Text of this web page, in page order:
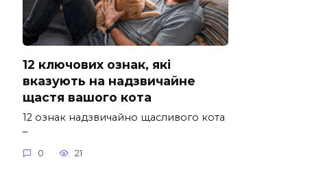
12 ключових ознак, які
вказують на надзвичайне
щастя вашого кота
12 ознак надзвичайно щасливого кота
–
0 21